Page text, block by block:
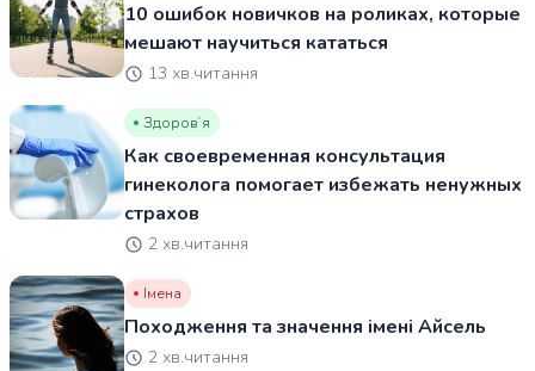
10 ошибок новичков на роликах, которые
мешают научиться кататься
13 хв.читання
Здоровʼя
Как своевременная консультация
гинеколога помогает избежать ненужных
страхов
2 хв.читання
Імена
Походження та значення імені Айсель
2 хв.читання